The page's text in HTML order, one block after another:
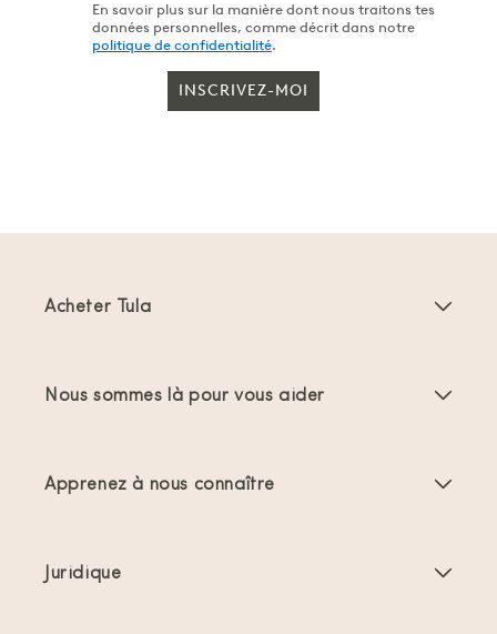
En savoir plus sur la manière dont nous traitons tes
données personnelles, comme décrit dans notre
politique de confidentialité.
INSCRIVEZ-MOI
Acheter Tula
Offres et promotions
Nous sommes là pour vous aider
Apprenez à nous connaître
Juridique